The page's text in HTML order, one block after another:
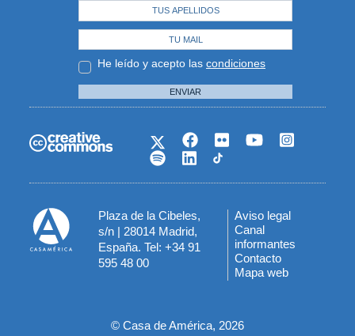
He leído y acepto las condiciones
ENVIAR
Plaza de la Cibeles,
s/n | 28014 Madrid,
España. Tel: +34 91
595 48 00
Menú
del
pie
Aviso legal
Canal
informantes
Contacto
Mapa web
© Casa de América, 2026